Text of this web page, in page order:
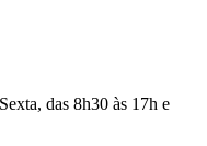
das 8h30 às 17h e